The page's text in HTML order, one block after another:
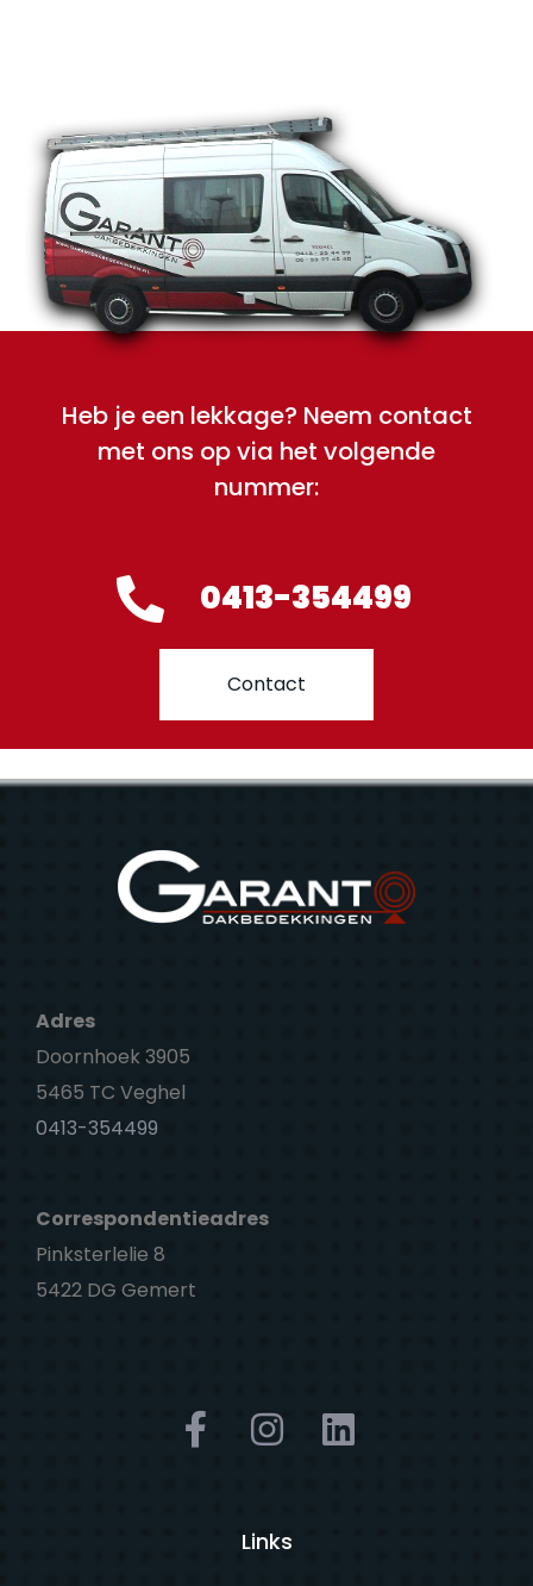
Heb je een lekkage? Neem contact
met ons op via het volgende
nummer:
0413-354499
Contact
Adres
Doornhoek 3905
5465 TC Veghel
0413-354499
Correspondentieadres
Pinksterlelie 8
5422 DG Gemert
Links